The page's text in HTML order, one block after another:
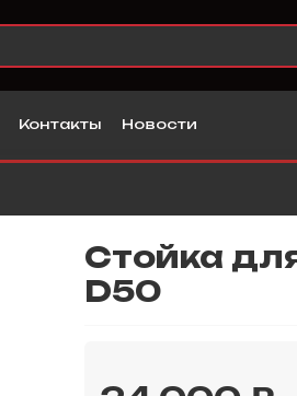
Контакты Новости
Стойка
D50